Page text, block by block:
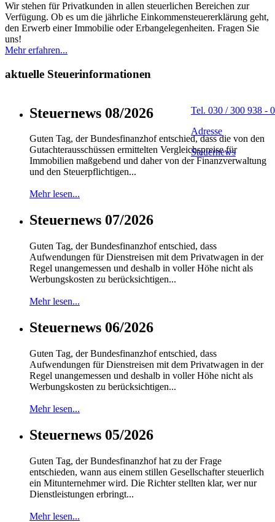
Wir stehen für Privatkunden in allen steuerlichen Bereichen zur
Verfügung. Ob es um die jährliche Einkommensteuererklärung geht,
den Erwerb einer Immobilie oder Erbangelegenheiten. Fragen Sie
uns!
Mehr erfahren...
aktuelle Steuerinformationen
Steuernews 08/2026
Guten Tag, der Bundesfinanzhof entschied, dass die von den
Gutachterausschüssen ermittelten Vergleichspreise für
Immobilien maßgebend und daher von der Finanzverwaltung
und den Steuerpflichtigen...
Mehr lesen...
Steuernews 07/2026
Guten Tag, der Bundesfinanzhof entschied, dass
Aufwendungen für Dienstreisen mit dem Privatwagen in der
Regel unangemessen und deshalb in voller Höhe nicht als
Werbungskosten zu berücksichtigen...
Mehr lesen...
Steuernews 06/2026
Guten Tag, der Bundesfinanzhof entschied, dass
Aufwendungen für Dienstreisen mit dem Privatwagen in der
Regel unangemessen und deshalb in voller Höhe nicht als
Werbungskosten zu berücksichtigen...
Mehr lesen...
Steuernews 05/2026
Guten Tag, der Bundesfinanzhof hat zu der Frage
entschieden, wann aus einem stillen Gesellschafter steuerlich
ein Mitunternehmer wird. Die Richter stellten klar, wer nur
Dienstleistungen erbringt...
Mehr lesen...
Tel. 030 / 300 938 - 0
Adresse
Steuernews